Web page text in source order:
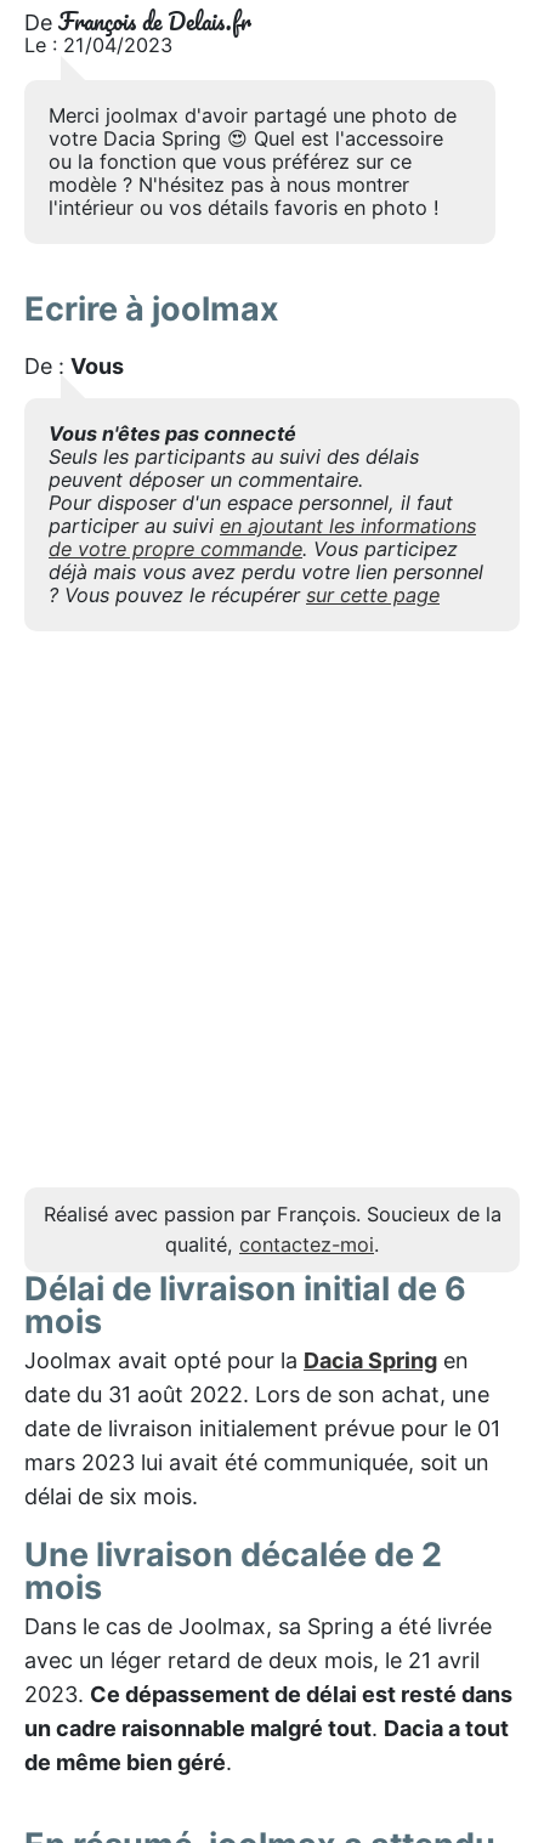
De François de Delais.fr
Le : 21/04/2023
Merci joolmax d'avoir partagé une photo de
votre Dacia Spring 😍 Quel est l'accessoire
ou la fonction que vous préférez sur ce
modèle ? N'hésitez pas à nous montrer
l'intérieur ou vos détails favoris en photo !
Ecrire à joolmax
De : Vous
Vous n'êtes pas connecté
Seuls les participants au suivi des délais
peuvent déposer un commentaire.
Pour disposer d'un espace personnel, il faut
participer au suivi en ajoutant les informations
de votre propre commande. Vous participez
déjà mais vous avez perdu votre lien personnel
? Vous pouvez le récupérer sur cette page
Réalisé avec passion par François. Soucieux de la
qualité, contactez-moi.
Délai de livraison initial de 6
mois
Joolmax avait opté pour la Dacia Spring en
date du 31 août 2022. Lors de son achat, une
date de livraison initialement prévue pour le 01
mars 2023 lui avait été communiquée, soit un
délai de six mois.
Une livraison décalée de 2
mois
Dans le cas de Joolmax, sa Spring a été livrée
avec un léger retard de deux mois, le 21 avril
2023. Ce dépassement de délai est resté dans
un cadre raisonnable malgré tout. Dacia a tout
de même bien géré.